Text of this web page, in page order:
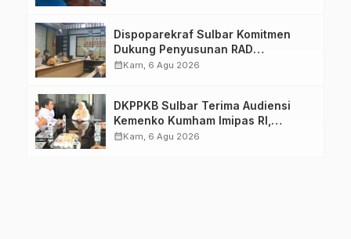
Dispoparekraf Sulbar Komitmen
Dukung Penyusunan RAD
TPB/SDGs Sulawesi Barat
calendar_monthKam, 6 Agu 2026
DKPPKB Sulbar Terima Audiensi
Kemenko Kumham Imipas RI,
Perkuat Pelayanan Kesehatan bagi
calendar_monthKam, 6 Agu 2026